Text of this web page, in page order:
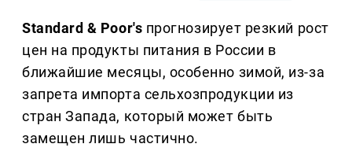
Standard & Poor's прогнозирует резкий рост
цен на продукты питания в России в
ближайшие месяцы, особенно зимой, из-за
запрета импорта сельхозпродукции из
стран Запада, который может быть
замещен лишь частично.